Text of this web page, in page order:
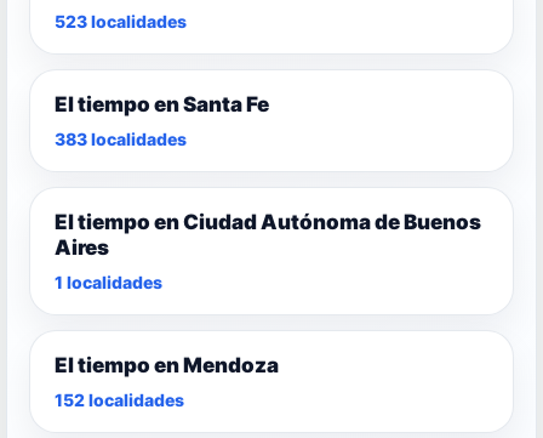
523 localidades
El tiempo en Santa Fe
383 localidades
El tiempo en Ciudad Autónoma de Buenos
Aires
1 localidades
El tiempo en Mendoza
152 localidades